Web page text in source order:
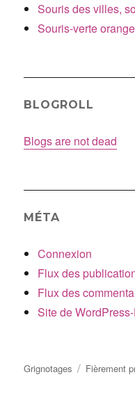
Souris des villes,
Souris-verte orange
BLOGROLL
Blogs are not dead
MÉTA
Connexion
Flux des
Flux des
Site de
Grignotages Fièrement